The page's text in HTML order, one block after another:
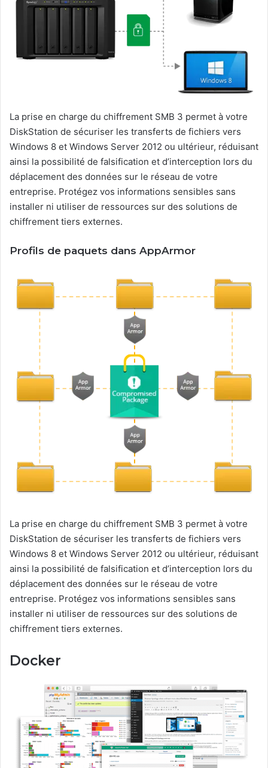
La prise en charge du chiffrement SMB 3 permet à votre
DiskStation de sécuriser les transferts de fichiers vers
Windows 8 et Windows Server 2012 ou ultérieur, réduisant
ainsi la possibilité de falsification et d’interception lors du
déplacement des données sur le réseau de votre
entreprise. Protégez vos informations sensibles sans
installer ni utiliser de ressources sur des solutions de
chiffrement tiers externes.
Profils de paquets dans AppArmor
La prise en charge du chiffrement SMB 3 permet à votre
DiskStation de sécuriser les transferts de fichiers vers
Windows 8 et Windows Server 2012 ou ultérieur, réduisant
ainsi la possibilité de falsification et d’interception lors du
déplacement des données sur le réseau de votre
entreprise. Protégez vos informations sensibles sans
installer ni utiliser de ressources sur des solutions de
chiffrement tiers externes.
Docker